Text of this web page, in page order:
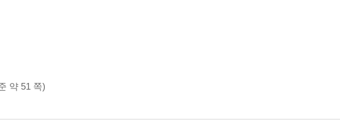
약 51 쪽)